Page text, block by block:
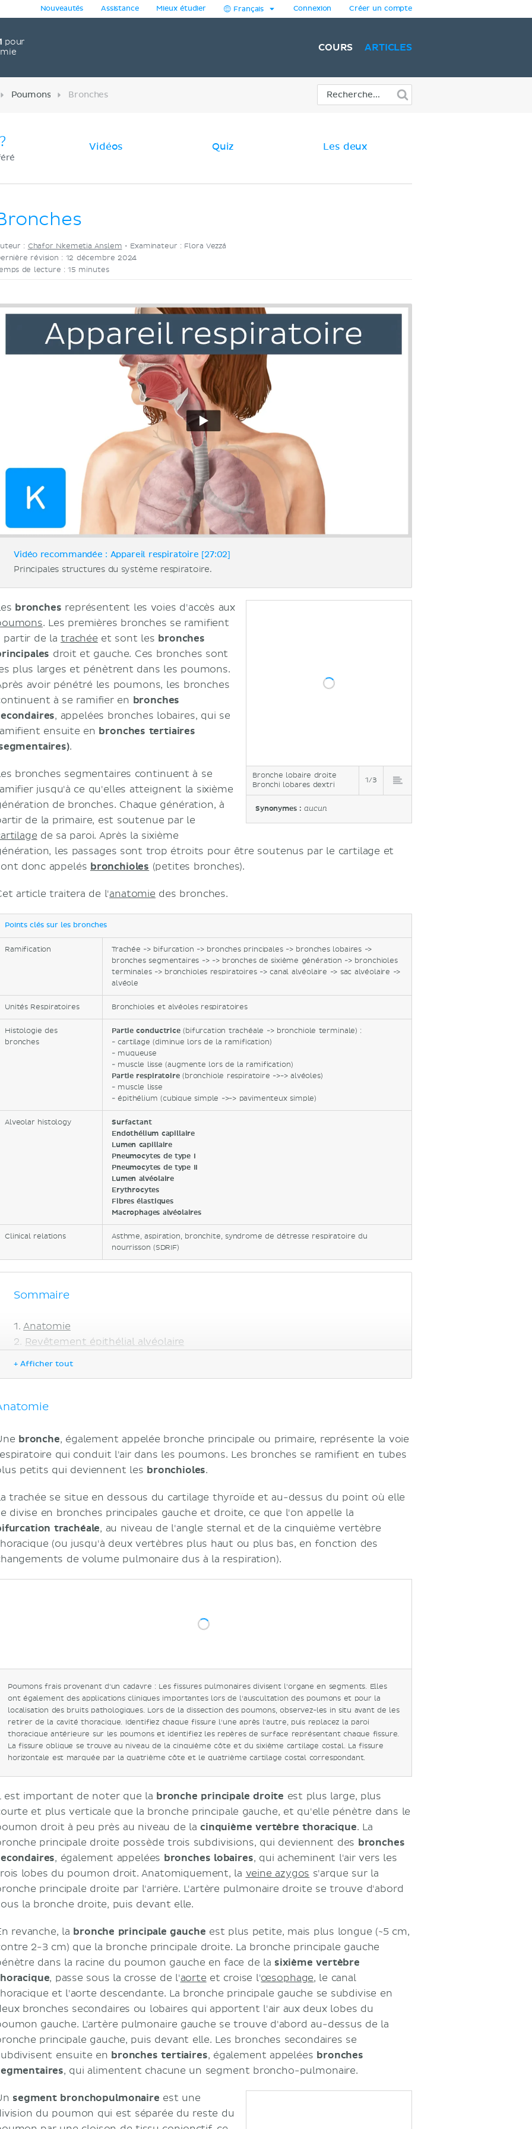
pour
Nouveautés Assistance Mieux étudier Français Connexion Créer un compte
COURS ARTICLES
Poumons Bronches
Vidéos Quiz Les deux
: Chafor Nkemetia Anslem • Examinateur : Flora Vezzá
révision : 12 décembre 2024
de lecture : 15 minutes
Vidéo recommandée : Appareil respiratoire [27:02]
Principales structures du système respiratoire.
Bronche lobaire droite
Bronchi lobares dextri
1/3
Synonymes :aucun
bronches représentent les voies d'accès aux
. Les premières bronches se ramifient
partir de la trachée et sont les bronches
droit et gauche. Ces bronches sont
plus larges et pénètrent dans les poumons.
avoir pénétré les poumons, les bronches
à se ramifier en bronches
, appelées bronches lobaires, qui se
ensuite en bronches tertiaires
.
bronches segmentaires continuent à se
jusqu'à ce qu'elles atteignent la sixième
de bronches. Chaque génération, à
de la primaire, est soutenue par le
de sa paroi. Après la sixième
les passages sont trop étroits pour être soutenus par le cartilage et
donc appelés bronchioles (petites bronches).
article traitera de l'anatomie des bronches.
Points clés sur les bronches
Ramification
Trachée -> bifurcation -> bronches principales -> bronches lobaires ->
bronches segmentaires -> -> bronches de sixième génération -> bronchioles
terminales -> bronchioles respiratoires -> canal alvéolaire -> sac alvéolaire ->
alvéole
Unités Respiratoires Bronchioles et alvéoles respiratoires
Histologie des
bronches
Partie conductrice(bifurcation trachéale -> bronchiole terminale) :
- cartilage (diminue lors de la ramification)
- muqueuse
- muscle lisse (augmente lors de la ramification)
Partie respiratoire(bronchiole respiratoire ->-> alvéoles)
- muscle lisse
- épithélium (cubique simple ->-> pavimenteux simple)
Alveolar histology
Surfactant
Endothélium capillaire
Lumen capillaire
Pneumocytes de type I
Pneumocytes de type II
Lumen alvéolaire
Erythrocytes
Fibres élastiques
Macrophages alvéolaires
Clinical relations
Asthme, aspiration, bronchite, syndrome de détresse respiratoire du
nourrisson (SDRIF)
Sommaire
Anatomie
Revêtement épithélial alvéolaire
Asthme
Bronchite
Production d'agents tensioactifs
Sources
+ Afficher tout
bronche, également appelée bronche principale ou primaire, représente la voie
qui conduit l'air dans les poumons. Les bronches se ramifient en tubes
petits qui deviennent les bronchioles.
trachée se situe en dessous du cartilage thyroïde et au-dessus du point où elle
divise en bronches principales gauche et droite, ce que l'on appelle la
trachéale, au niveau de l'angle sternal et de la cinquième vertèbre
(ou jusqu'à deux vertèbres plus haut ou plus bas, en fonction des
de volume pulmonaire dus à la respiration).
Poumons frais provenant d'un cadavre : Les fissures pulmonaires divisent l'organe en segments. Elles
ont également des applications cliniques importantes lors de l'auscultation des poumons et pour la
localisation des bruits pathologiques. Lors de la dissection des poumons, observez-les in situ avant de les
retirer de la cavité thoracique. Identifiez chaque fissure l'une après l'autre, puis replacez la paroi
thoracique antérieure sur les poumons et identifiez les repères de surface représentant chaque fissure.
La fissure oblique se trouve au niveau de la cinquième côte et du sixième cartilage costal. La fissure
horizontale est marquée par la quatrième côte et le quatrième cartilage costal correspondant.
est important de noter que la bronche principale droite est plus large, plus
et plus verticale que la bronche principale gauche, et qu'elle pénètre dans le
droit à peu près au niveau de la cinquième vertèbre thoracique. La
principale droite possède trois subdivisions, qui deviennent des bronches
, également appelées bronches lobaires, qui acheminent l'air vers les
lobes du poumon droit. Anatomiquement, la veine azygos s'arque sur la
principale droite par l'arrière. L'artère pulmonaire droite se trouve d'abord
la bronche droite, puis devant elle.
revanche, la bronche principale gauche est plus petite, mais plus longue (~5 cm,
2-3 cm) que la bronche principale droite. La bronche principale gauche
dans la racine du poumon gauche en face de la sixième vertèbre
, passe sous la crosse de l'aorte et croise l'œsophage, le canal
et l'aorte descendante. La bronche principale gauche se subdivise en
bronches secondaires ou lobaires qui apportent l'air aux deux lobes du
gauche. L'artère pulmonaire gauche se trouve d'abord au-dessus de la
principale gauche, puis devant elle. Les bronches secondaires se
ensuite en bronches tertiaires, également appelées bronches
, qui alimentent chacune un segment broncho-pulmonaire.
segment bronchopulmonaire est une
du poumon qui est séparée du reste du